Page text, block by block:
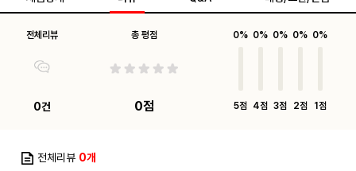
전체리뷰
0건
총 평점
0점
0%
5점
0%
4점
0%
3점
0%
2점
0%
1점
전체리뷰 0개